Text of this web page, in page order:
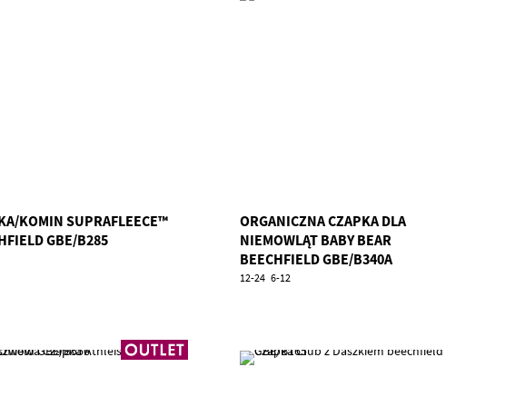
KOMIN SUPRAFLEECE™
GBE/B285
ORGANICZNA CZAPKA DLA
NIEMOWLĄT BABY BEAR
BEECHFIELD GBE/B340A
12-24 6-12